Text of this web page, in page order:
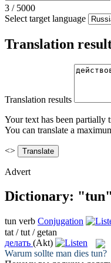
3 / 5000
Select target language
Translation
Translation results
Your text has been partially
You can translate a
<>
Advert
Dictionary: "tun"
tun verb Conjugation
tat / tut / getan
делать (Akt)
Warum sollte man dies tun?